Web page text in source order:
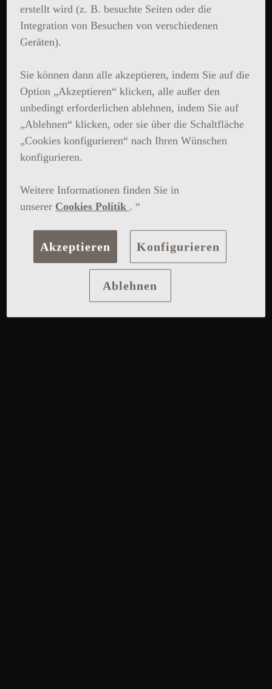
erstellt wird (z. B. besuchte Seiten oder die
Integration von Besuchen von verschiedenen
Geräten).
Sie können dann alle akzeptieren, indem Sie auf die
Option „Akzeptieren“ klicken, alle außer den
unbedingt erforderlichen ablehnen, indem Sie auf
„Ablehnen“ klicken, oder sie über die Schaltfläche
„Cookies konfigurieren“ nach Ihren Wünschen
konfigurieren.
Weitere Informationen finden Sie in
unserer Cookies Politik . “
Ablehnen
Akzeptieren Konfigurieren